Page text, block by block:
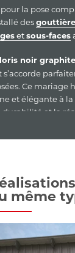
la pose
des
et sous-faces
noir graphite
Ce mariage
et élégante à
durabilité et la
même